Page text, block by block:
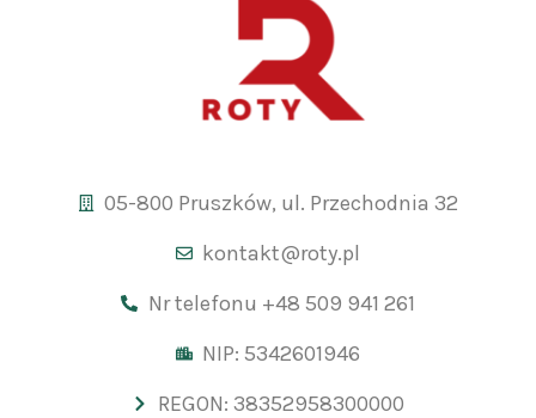
05-800 Pruszków, ul. Przechodnia 32
kontakt@roty.pl
Nr telefonu +48 509 941 261
NIP: 5342601946
REGON: 38352958300000